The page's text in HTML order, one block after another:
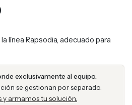
línea Rapsodia, adecuado para
exclusivamente al equipo.
se gestionan por separado.
y armamos tu solución.